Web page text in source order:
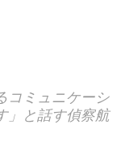
コミュニケーシ
」と話す偵察航